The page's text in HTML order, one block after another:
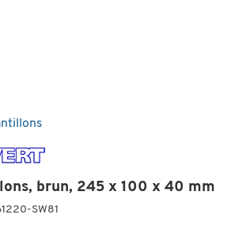
brun, 245 x 100 x 40 mm
SW81